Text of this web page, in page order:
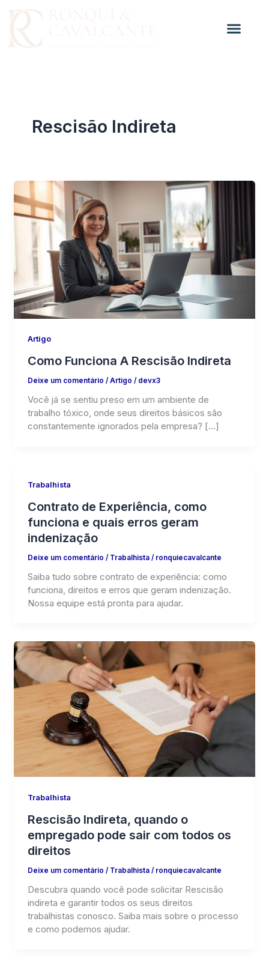
Rescisão Indireta
Artigo
Como Funciona A Rescisão Indireta
Deixe um comentário / Artigo / devx3
Você já se sentiu preso em um ambiente de
trabalho tóxico, onde seus direitos básicos são
constantemente ignorados pela empresa? […]
Trabalhista
Contrato de Experiência, como
funciona e quais erros geram
indenização
Deixe um comentário / Trabalhista/ ronquiecavalcante
Saiba tudo sobre contrato de experiência: como
funciona, direitos e erros que geram indenização.
Nossa equipe está pronta para ajudar.
Trabalhista
Rescisão Indireta, quando o
empregado pode sair com todos os
direitos
Deixe um comentário / Trabalhista/ ronquiecavalcante
Descubra quando você pode solicitar Rescisão
indireta e garantir todos os seus direitos
trabalhistas conosco. Saiba mais sobre o processo
e como podemos ajudar.